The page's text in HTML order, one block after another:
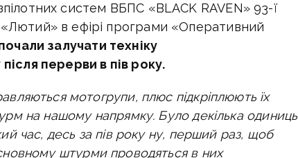
систем BБПС «BLACK RAVEN» 93-ї
в ефірі програми «Оперативний
залучати техніку
перерви в пів року.
мотогрупи, плюс підкріплюють їх
на нашому напрямку. Було декілька одиниць
час, десь за пів року ну, перший раз, щоб
штурми проводяться в них